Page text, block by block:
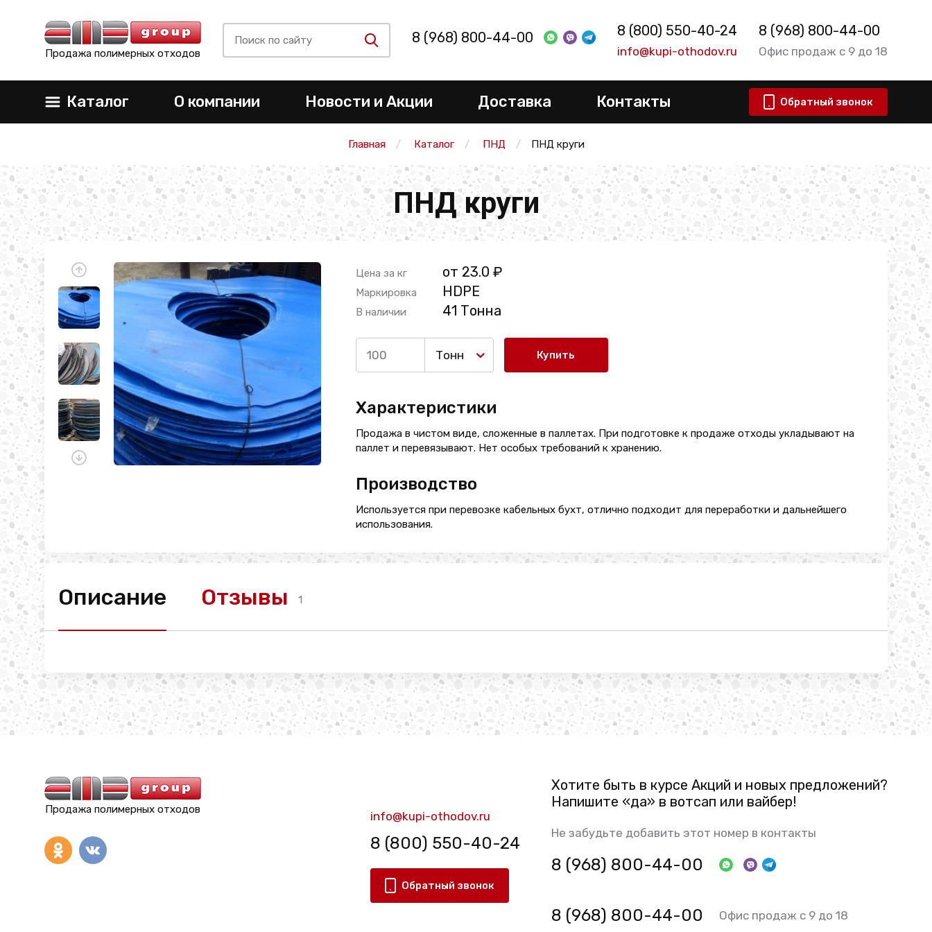
Продажа полимерных отходов
8 (968) 800-44-00 8 (800) 550-40-24
info@kupi-othodov.ru
8 (968) 800-44-00
Офис продаж с 9 до 18
Каталог О компании Новости и Акции Доставка Контакты Обратный звонок
Главная Каталог ПНД ПНД круги
ПНД круги
Цена за кг от 23.0 ₽
Маркировка HDPE
В наличии 41 Тонна
Тонн Купить
Характеристики
Продажа в чистом виде, сложенные в паллетах. При подготовке к продаже отходы укладывают на
паллет и перевязывают. Нет особых требований к хранению.
Производство
Используется при перевозке кабельных бухт, отлично подходит для переработки и дальнейшего
использования.
Описание Отзывы 1
Продажа полимерных отходов info@kupi-othodov.ru
8 (800) 550-40-24
Обратный звонок
Хотите быть в курсе Акций и новых предложений?
Напишите «да» в вотсап или вайбер!
Не забудьте добавить этот номер в контакты
8 (968) 800-44-00
8 (968) 800-44-00 Офис продаж с 9 до 18